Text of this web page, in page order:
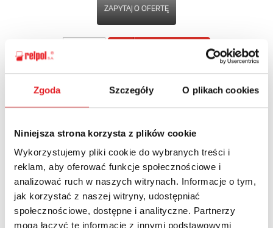
Zgoda Szczegóły O plikach cookies
Niniejsza strona korzysta z plików cookie
Wykorzystujemy pliki cookie do wybranych treści i
reklam, aby oferować funkcje społecznościowe i
analizować ruch w naszych witrynach. Informacje o tym,
jak korzystać z naszej witryny, udostępniać
społecznościowe, dostępne i analityczne. Partnerzy
mogą łączyć te informacje z innymi podstawowymi
ZAPYTAJ O OFERTĘ
POWRÓT
Zapytaj o szczegóły oferty
Imię i nazwisko: *